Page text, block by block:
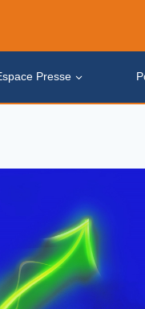
Presse